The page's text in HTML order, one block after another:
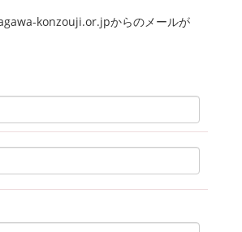
konzouji.or.jpからのメールが